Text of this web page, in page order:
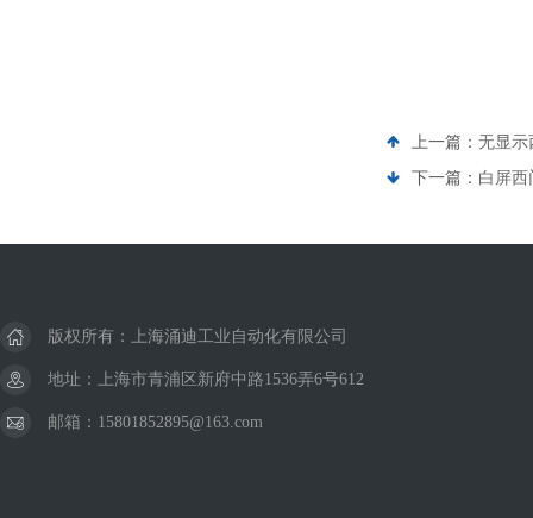
上一篇： 无显示
下一篇： 白屏西
版权所有：上海涌迪工业自动化有限公司
地址：上海市青浦区新府中路1536弄6号612
邮箱：15801852895@163.com